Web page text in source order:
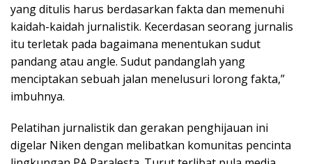
yang ditulis harus berdasarkan fakta dan memenuhi
kaidah-kaidah jurnalistik. Kecerdasan seorang jurnalis
itu terletak pada bagaimana menentukan sudut
pandang atau angle. Sudut pandanglah yang
menciptakan sebuah jalan menelusuri lorong fakta,”
imbuhnya.
Pelatihan jurnalistik dan gerakan penghijauan ini
digelar Niken dengan melibatkan komunitas pencinta